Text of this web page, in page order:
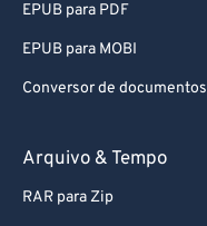
EPUB para PDF
EPUB para MOBI
Conversor de documentos
Arquivo & Tempo
RAR para Zip